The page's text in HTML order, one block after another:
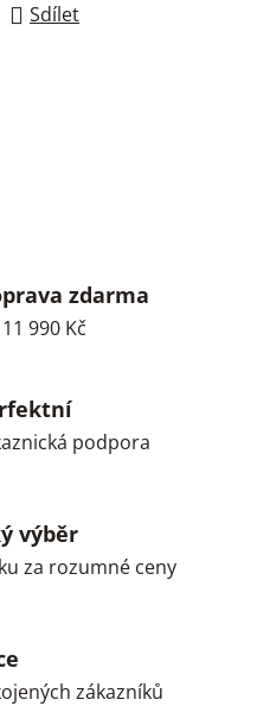
Sdílet
zdarma
990 Kč
podpora
výběr
za rozumné ceny
zákazníků